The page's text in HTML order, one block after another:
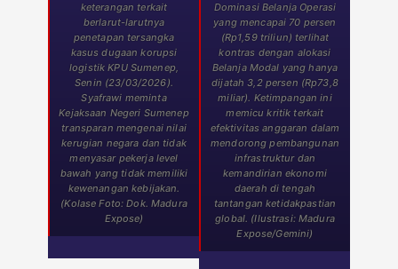
keterangan terkait
berlarut-larutnya
penetapan tersangka
kasus dugaan korupsi
logistik KPU Sumenep,
Senin (23/03/2026).
Syafrawi meminta
Kejaksaan Negeri Sumenep
transparan mengenai nilai
kerugian negara dan tidak
menyasar pekerja level
bawah yang tidak memiliki
kewenangan kebijakan.
(Kolase Foto: Dok. Madura
Expose)
Dominasi Belanja Operasi
yang mencapai 70 persen
(Rp1,59 triliun) terlihat
kontras dengan alokasi
Belanja Modal yang hanya
dijatah 3,2 persen (Rp73,8
miliar). Ketimpangan ini
memicu kritik terkait
efektivitas anggaran dalam
mendorong pembangunan
infrastruktur dan
kemandirian ekonomi
daerah di tengah
tantangan ketidakpastian
global. (Ilustrasi: Madura
Expose/Gemini)